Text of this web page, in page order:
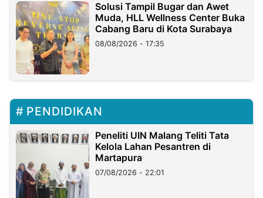
Solusi Tampil Bugar dan Awet
Muda, HLL Wellness Center Buka
Cabang Baru di Kota Surabaya
08/08/2026 - 17:35
PENDIDIKAN
Peneliti UIN Malang Teliti Tata
Kelola Lahan Pesantren di
Martapura
07/08/2026 - 22:01